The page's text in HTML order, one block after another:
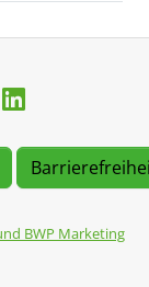
BWP Marketing